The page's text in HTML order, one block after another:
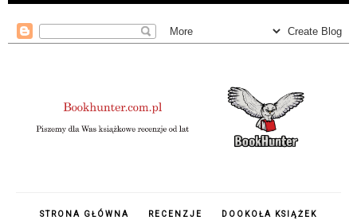
STRONA GŁÓWNA RECENZJE
DOOKOŁA KSIĄŻEK